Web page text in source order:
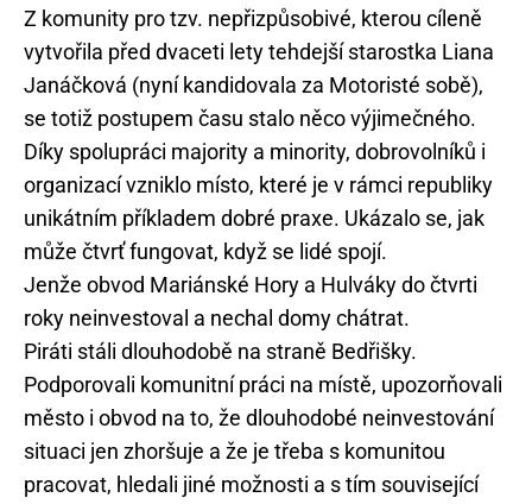
Z komunity pro tzv. nepřizpůsobivé, kterou cíleně
vytvořila před dvaceti lety tehdejší starostka Liana
Janáčková (nyní kandidovala za Motoristé sobě),
se totiž postupem času stalo něco výjimečného.
Díky spolupráci majority a minority, dobrovolníků i
organizací vzniklo místo, které je v rámci republiky
unikátním příkladem dobré praxe. Ukázalo se, jak
může čtvrť fungovat, když se lidé spojí.
Jenže obvod Mariánské Hory a Hulváky do čtvrti
roky neinvestoval a nechal domy chátrat.
Piráti stáli dlouhodobě na straně Bedřišky.
Podporovali komunitní práci na místě, upozorňovali
město i obvod na to, že dlouhodobé neinvestování
situaci jen zhoršuje a že je třeba s komunitou
pracovat, hledali jiné možnosti a s tím související